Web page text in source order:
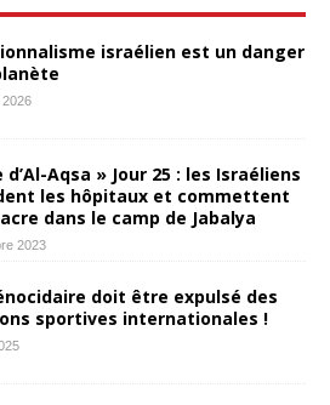
israélien est un danger
d’Al-Aqsa » Jour 25 : les Israéliens
les hôpitaux et commettent
dans le camp de Jabalya
2023
doit être expulsé des
sportives internationales !